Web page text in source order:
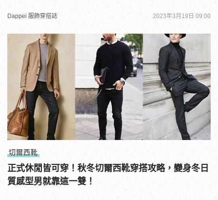
Dappei 服飾穿搭誌 2023年3月19日 09:00
切爾西靴
正式休閒皆可穿！秋冬切爾西靴穿搭攻略，變身冬日
質感型男就靠這一雙！